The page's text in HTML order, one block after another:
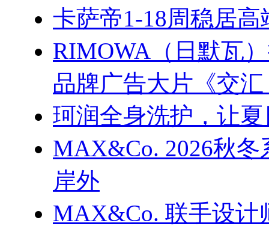
卡萨帝1-18周稳居
RIMOWA（日默瓦
品牌广告大片《交
珂润全身洗护，让
MAX&Co. 2026秋
岸外
MAX&Co. 联手设计